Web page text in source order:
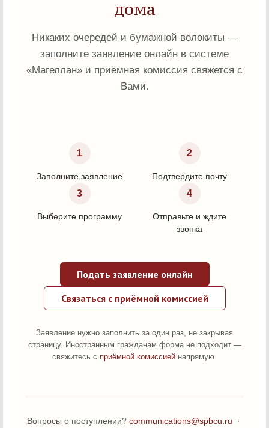
дома
Никаких очередей и бумажной волокиты —
заполните заявление онлайн в системе
«Магеллан» и приёмная комиссия свяжется с
Вами.
1
Заполните заявление
2
Подтвердите почту
3
Выберите программу
4
Отправьте и ждите
звонка
Подать заявление онлайн
Связаться с приёмной комиссией
Заявление нужно заполнить за один раз, не закрывая
страницу. Иностранным гражданам форма не подходит —
свяжитесь с приёмной комиссией напрямую.
Вопросы о поступлении? communications@spbcu.ru ·